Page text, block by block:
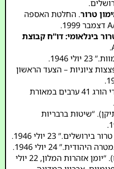
טרור. החלטת האספה
בינלאומי: דו”ח קבוצת
1946.
ציוניות – הצעד הראשון
(יפו). “טרור יהודי הורג 41 ערבים במאורת
“שיטות ברבריות
בירושלים.” 23 יולי 1946.
24 יולי 1946.
(ירושלים). “יומן אזהרות המלון, 22 יולי